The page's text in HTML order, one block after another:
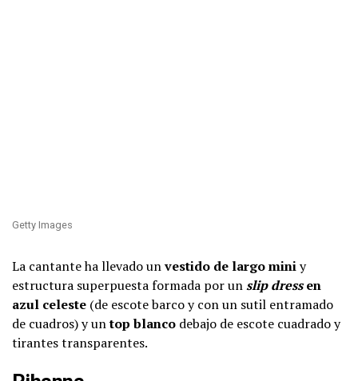
Getty Images
La cantante ha llevado unvestido de largo miniy
estructura superpuesta formada por unslip dress en
azul celeste (de escote barco y con un sutil entramado
de cuadros) y untop blanco debajo de escote cuadrado y
tirantes transparentes.